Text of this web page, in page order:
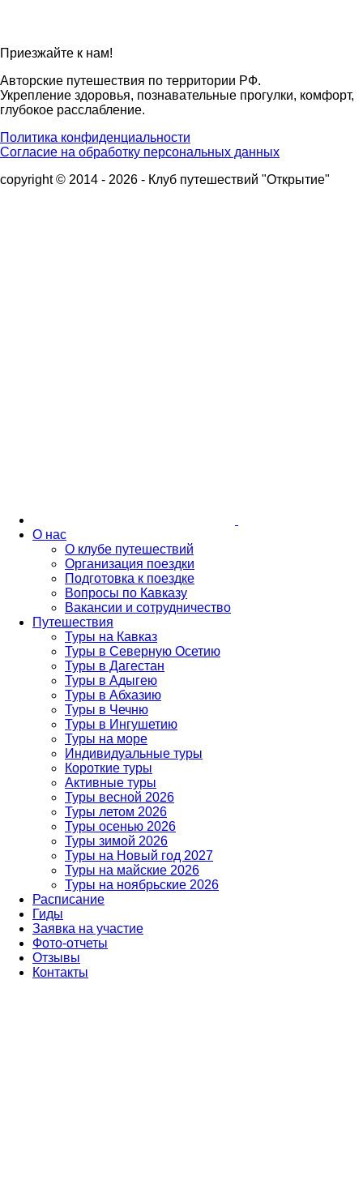
Приезжайте к нам!
Авторские путешествия по территории РФ.
Укрепление здоровья, познавательные прогулки, комфорт,
глубокое расслабление.
Политика конфиденциальности
Согласие на обработку персональных данных
copyright © 2014 - 2026 - Клуб путешествий "Открытие"
О нас
О клубе путешествий
Организация поездки
Подготовка к поездке
Вопросы по Кавказу
Вакансии и сотрудничество
Путешествия
Туры на Кавказ
Туры в Северную Осетию
Туры в Дагестан
Туры в Адыгею
Туры в Абхазию
Туры в Чечню
Туры в Ингушетию
Туры на море
Индивидуальные туры
Короткие туры
Активные туры
Туры весной 2026
Туры летом 2026
Туры осенью 2026
Туры зимой 2026
Туры на Новый год 2027
Туры на майские 2026
Туры на ноябрьские 2026
Расписание
Гиды
Заявка на участие
Фото-отчеты
Отзывы
Контакты